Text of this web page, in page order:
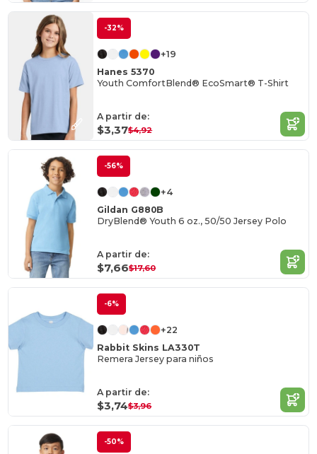
-32%
+19
Hanes 5370
Youth ComfortBlend® EcoSmart® T-Shirt
A partir de:
$3,37$4,92
-56%
+4
Gildan G880B
DryBlend® Youth 6 oz., 50/50 Jersey Polo
A partir de:
$7,66$17,60
-6%
+22
Rabbit Skins LA330T
Remera Jersey para niños
A partir de:
$3,74$3,96
-50%